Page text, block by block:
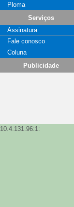
Ploma
Serviços
Assinatura
Fale conosco
Coluna
Publicidade
10.4.131.96:1: